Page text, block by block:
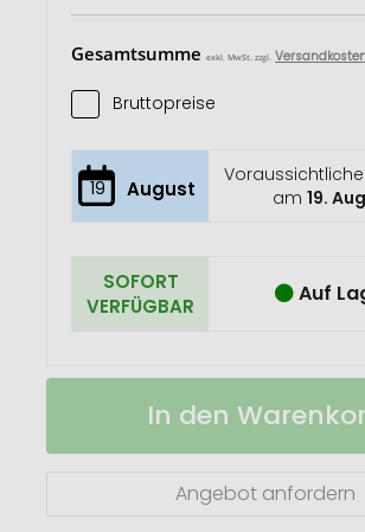
Gesamtsumme exkl. MwSt. zzgl.
Bruttopreise
19 August
am19.
SOFORT
VERFÜGBAR
Auf
Papillon
Auf
In den
Angebot anfordern